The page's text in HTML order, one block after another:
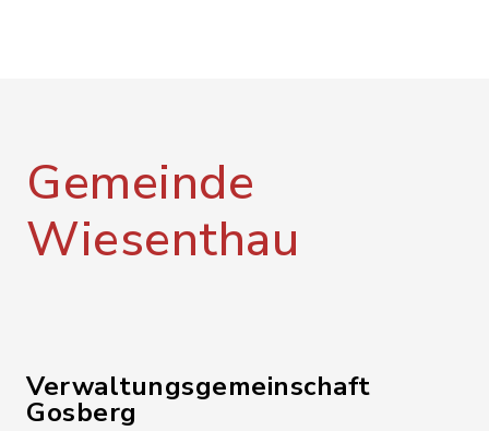
Gemeinde
Wiesenthau
Verwaltungsgemeinschaft
Gosberg